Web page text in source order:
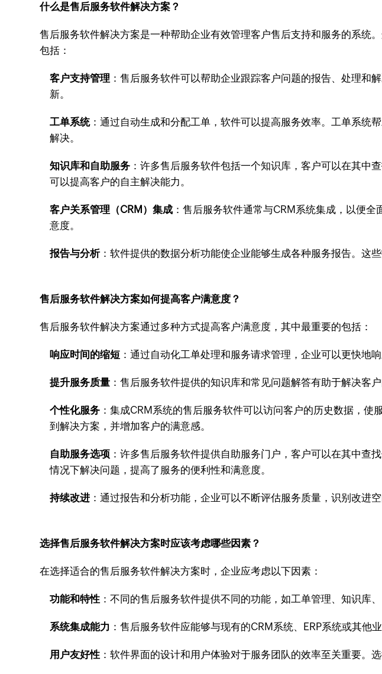
什么是售后服务软件解决方案？
售后服务软件解决方案是一种帮助企业有效管理客户售后支持和服务的系统
包括：
客户支持管理 ：售后服务软件可以帮助企业跟踪客户问题的报告、处理和
新。
工单系统：通过自动生成和分配工单，软件可以提高服务效率。工单系统
解决。
知识库和自助服务 ：许多售后服务软件包括一个知识库，客户可以在其中
可以提高客户的自主解决能力。
客户关系管理（CRM）集成 ：售后服务软件通常与CRM系统集成，以便
意度。
报告与分析：软件提供的数据分析功能使企业能够生成各种服务报告。这
售后服务软件解决方案如何提高客户满意度？
售后服务软件解决方案通过多种方式提高客户满意度，其中最重要的包括：
响应时间的缩短 ：通过自动化工单处理和服务请求管理，企业可以更快地
提升服务质量 ：售后服务软件提供的知识库和常见问题解答有助于解决客
个性化服务 ：集成CRM系统的售后服务软件可以访问客户的历史数据，
到解决方案，并增加客户的满意感。
自助服务选项 ：许多售后服务软件提供自助服务门户，客户可以在其中查
情况下解决问题，提高了服务的便利性和满意度。
持续改进 ：通过报告和分析功能，企业可以不断评估服务质量，识别改进
选择售后服务软件解决方案时应该考虑哪些因素？
在选择适合的售后服务软件解决方案时，企业应考虑以下因素：
功能和特性 ：不同的售后服务软件提供不同的功能，如工单管理、知识库
系统集成能力 ：售后服务软件应能够与现有的CRM系统、ERP系统或其他
用户友好性 ：软件界面的设计和用户体验对于服务团队的效率至关重要。